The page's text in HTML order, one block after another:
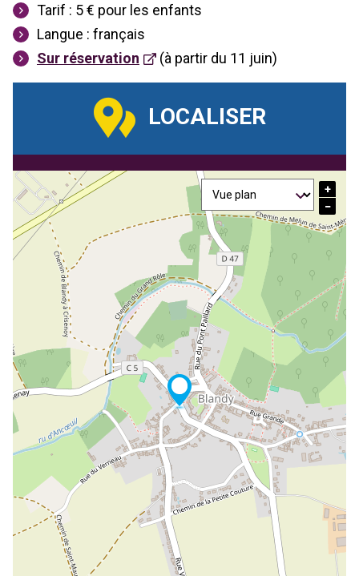
Tarif : 5 € pour les enfants
Langue : français
Sur réservation
(à partir du 11 juin)
LOCALISER
+
−